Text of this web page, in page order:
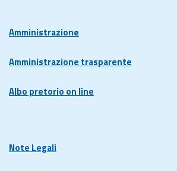
Amministrazione
Amministrazione trasparente
Albo pretorio on line
Note Legali